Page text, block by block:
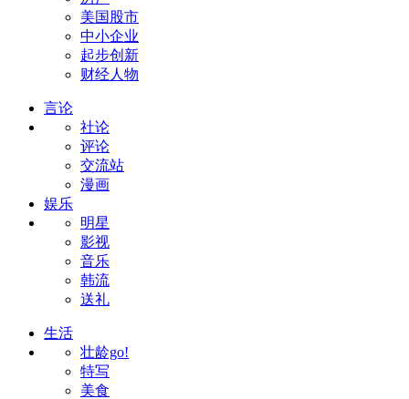
美国股市
中小企业
起步创新
财经人物
言论
社论
评论
交流站
漫画
娱乐
明星
影视
音乐
韩流
送礼
生活
壮龄go!
特写
美食